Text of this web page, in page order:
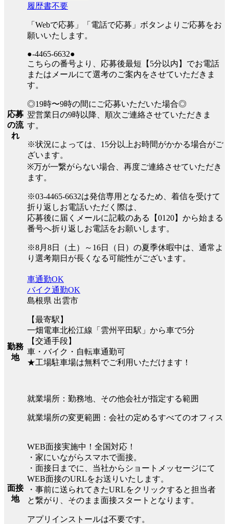
応募
の流
れ
履歴書不要
「Webで応募」「電話で応募」ボタンよりご応募をお
願いいたします。
●-4465-6632●
こちらの番号より、応募後最短【5分以内】でお電話
またはメールにて選考のご案内をさせていただきま
す。
◎19時〜9時の間にご応募いただいた場合◎
翌営業日の9時以降、順次ご連絡させていただきま
す。
※状況によっては、15分以上お時間がかかる場合がご
ざいます。
※万が一繋がらない場合、再度ご連絡させていただき
ます。
※03-4465-6632は発信専用となるため、着信を受けて
折り返しお電話いただく際は、
応募後に届くメールに記載のある【0120】から始まる
番号へ折り返しお電話をお願いします。
※8月8日（土）～16日（日）の夏季休暇中は、通常よ
り選考期日が長くなる可能性がございます。
勤務
地
車通勤OK
バイク通勤OK
島根県 出雲市
【最寄駅】
一畑電車北松江線「雲州平田駅」から車で5分
【交通手段】
車・バイク・自転車通勤可
★工場駐車場は無料でご利用いただけます！
就業場所：勤務地、その他会社が指定する範囲
就業場所の変更範囲：会社の定めるすべてのオフィス
面接
地
WEB面接実施中！全国対応！
・家にいながらスマホで面接。
・面接日までに、当社からショートメッセージにて
WEB面接のURLをお送りいたします。
・事前に送られてきたURLをクリックすると担当者
と繋がり、そのまま面接スタートとなります。
アプリインストールは不要です。